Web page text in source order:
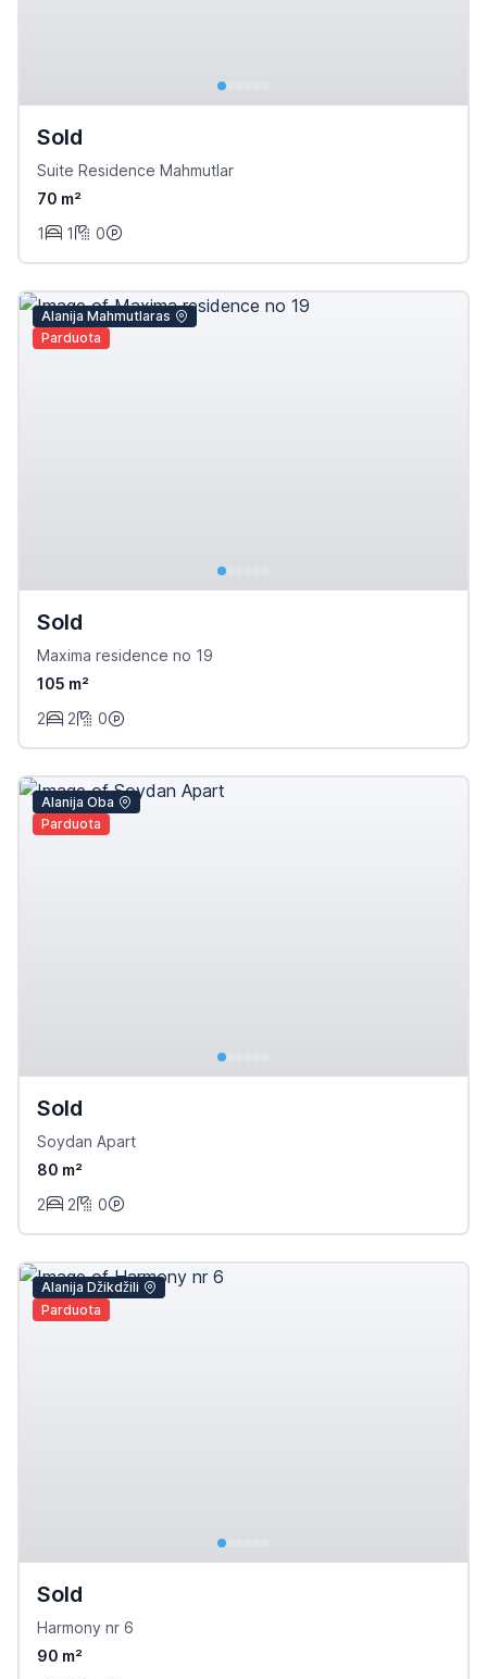
Sold
Suite Residence Mahmutlar
70 m²
1
1 0
Alanija Mahmutlaras
Parduota
Sold
Maxima residence no 19
105 m²
2
2 0
Alanija Oba
Parduota
Sold
Soydan Apart
80 m²
2
2 0
Alanija Džikdžili
Parduota
Sold
Harmony nr 6
90 m²